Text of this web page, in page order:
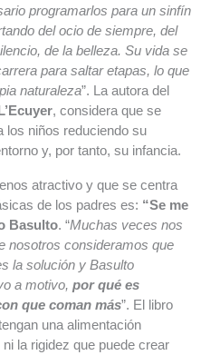
programarlos para un sinfín
del ocio de siempre, del
de la belleza. Su vida se
para saltar etapas, lo que
naturaleza”. La autora del
, considera que se
los niños reduciendo su
y, por tanto, su infancia.
atractivo y que se centra
de los padres es: “Se me
Basulto. “Muchas veces nos
nosotros consideramos que
la solución y Basulto
a motivo, por qué es
que coman más”. El libro
una alimentación
la rigidez que puede crear